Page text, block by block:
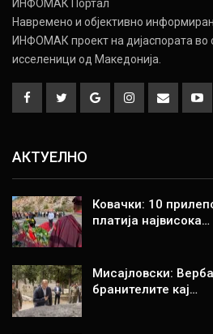
ИНФОМАК Портал
Навремено и објективно
ИНФОМАК проект на дијаспората во
исселеници од Македонија.
АКТУЕЛНО
Ковачки: 10
платија највисока…
Мисајловски:
бранителите кај…